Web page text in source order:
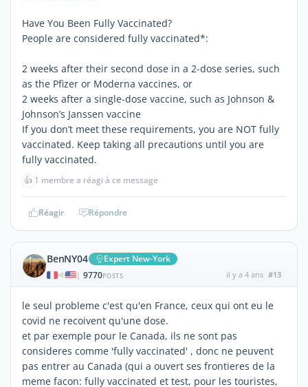
Have You Been Fully Vaccinated?
People are considered fully vaccinated*:
2 weeks after their second dose in a 2-dose series, such
as the Pfizer or Moderna vaccines, or
2 weeks after a single-dose vaccine, such as Johnson &
Johnson’s Janssen vaccine
If you don’t meet these requirements, you are NOT fully
vaccinated. Keep taking all precautions until you are
fully vaccinated.
👍 1 membre a réagi à ce message
Réagir Répondre
BenNY04 Expert New-York
| 9770POSTS il y a 4 ans #13
le seul probleme c'est qu'en France, ceux qui ont eu le
covid ne recoivent qu'une dose.
et par exemple pour le Canada, ils ne sont pas
consideres comme 'fully vaccinated' , donc ne peuvent
pas entrer au Canada (qui a ouvert ses frontieres de la
meme facon: fully vaccinated et test, pour les touristes,